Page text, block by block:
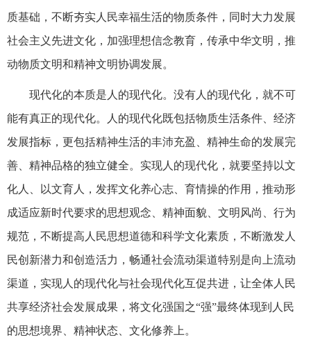
质基础，不断夯实人民幸福生活的物质条件，同时大力发展
社会主义先进文化，加强理想信念教育，传承中华文明，推
动物质文明和精神文明协调发展。
现代化的本质是人的现代化。没有人的现代化，就不可
能有真正的现代化。人的现代化既包括物质生活条件、经济
发展指标，更包括精神生活的丰沛充盈、精神生命的发展完
善、精神品格的独立健全。实现人的现代化，就要坚持以文
化人、以文育人，发挥文化养心志、育情操的作用，推动形
成适应新时代要求的思想观念、精神面貌、文明风尚、行为
规范，不断提高人民思想道德和科学文化素质，不断激发人
民创新潜力和创造活力，畅通社会流动渠道特别是向上流动
渠道，实现人的现代化与社会现代化互促共进，让全体人民
共享经济社会发展成果，将文化强国之“强”最终体现到人民
的思想境界、精神状态、文化修养上。